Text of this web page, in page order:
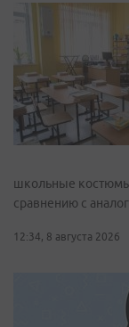
школьные
сравнению с
12:34, 8 августа 2026